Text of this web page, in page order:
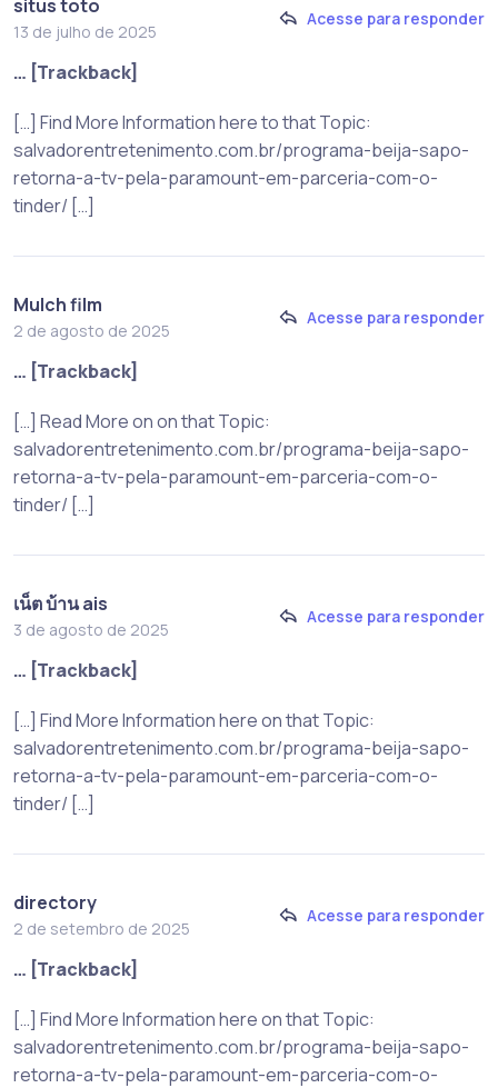
situs toto
13 de julho de 2025
Acesse para responder
… [Trackback]
[…] Find More Information here to that Topic:
salvadorentretenimento.com.br/programa-beija-sapo-
retorna-a-tv-pela-paramount-em-parceria-com-o-
tinder/ […]
Mulch film
2 de agosto de 2025
Acesse para responder
… [Trackback]
[…] Read More on on that Topic:
salvadorentretenimento.com.br/programa-beija-sapo-
retorna-a-tv-pela-paramount-em-parceria-com-o-
tinder/ […]
เน็ต บ้าน ais
3 de agosto de 2025
Acesse para responder
… [Trackback]
[…] Find More Information here on that Topic:
salvadorentretenimento.com.br/programa-beija-sapo-
retorna-a-tv-pela-paramount-em-parceria-com-o-
tinder/ […]
directory
2 de setembro de 2025
Acesse para responder
… [Trackback]
[…] Find More Information here on that Topic:
salvadorentretenimento.com.br/programa-beija-sapo-
retorna-a-tv-pela-paramount-em-parceria-com-o-